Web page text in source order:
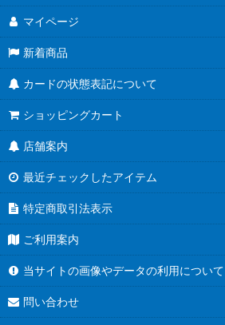
マイページ
新着商品
カードの状態表記について
ショッピングカート
店舗案内
最近チェックしたアイテム
特定商取引法表示
ご利用案内
当サイトの画像やデータの利用について
問い合わせ